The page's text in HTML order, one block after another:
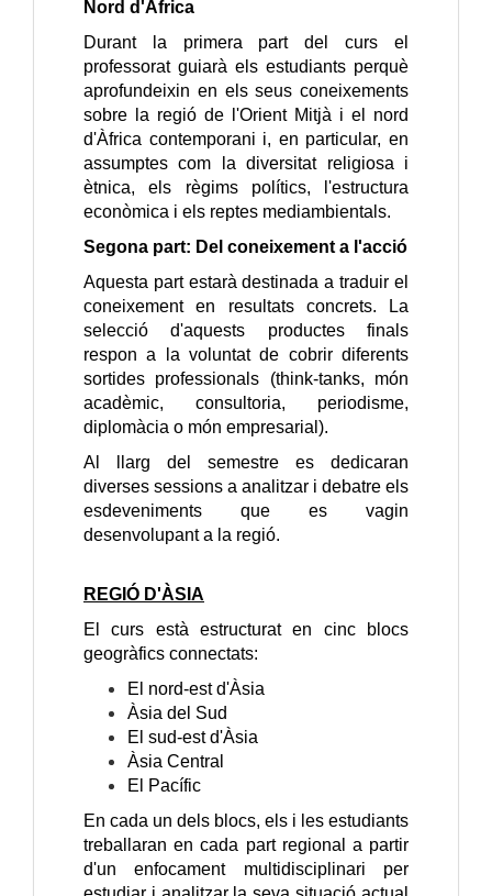
Nord d'Àfrica
Durant la primera part del curs el
professorat guiarà els estudiants perquè
aprofundeixin en els seus coneixements
sobre la regió de l'Orient Mitjà i el nord
d'Àfrica contemporani i, en particular, en
assumptes com la diversitat religiosa i
ètnica, els règims polítics, l'estructura
econòmica i els reptes mediambientals.
Segona part: Del coneixement a l'acció
Aquesta part estarà destinada a traduir el
coneixement en resultats concrets. La
selecció d'aquests productes finals
respon a la voluntat de cobrir diferents
sortides professionals (think-tanks, món
acadèmic, consultoria, periodisme,
diplomàcia o món empresarial).
Al llarg del semestre es dedicaran
diverses sessions a analitzar i debatre els
esdeveniments que es vagin
desenvolupant a la regió.
REGIÓ D'ÀSIA
El curs està estructurat en cinc blocs
geogràfics connectats:
El nord-est d'Àsia
Àsia del Sud
El sud-est d'Àsia
Àsia Central
El Pacífic
En cada un dels blocs, els i les estudiants
treballaran en cada part regional a partir
d'un enfocament multidisciplinari per